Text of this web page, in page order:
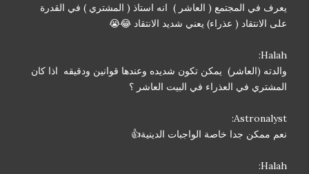
يعرف في المجتمع ( العاشر ) انه استاذ ( المشتري ) في القدرة
على الانتقاد ( عذراء) يعني شديد الانتقاد 😂😭
Halah:
والدته (العاشر) يمكن تكون شديده وعندها قوانين ودقيقه اذا كان
المشتري في العذراء في البيت العاشر ؟
Astronalyst:
نعم ممكن جدا خاصة الواجبات الدينية👍
Halah: